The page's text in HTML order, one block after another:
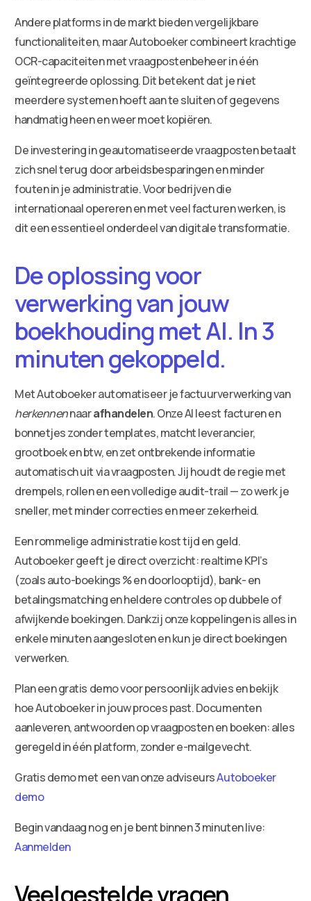
Andere platforms in de markt bieden vergelijkbare
functionaliteiten, maar Autoboeker combineert krachtige
OCR-capaciteiten met vraagpostenbeheer in één
geïntegreerde oplossing. Dit betekent dat je niet
meerdere systemen hoeft aan te sluiten of gegevens
handmatig heen en weer moet kopiëren.
De investering in geautomatiseerde vraagposten betaalt
zich snel terug door arbeidsbesparingen en minder
fouten in je administratie. Voor bedrijven die
internationaal opereren en met veel facturen werken, is
dit een essentieel onderdeel van digitale transformatie.
De oplossing voor
verwerking van jouw
boekhouding met AI. In 3
minuten gekoppeld.
Met Autoboeker automatiseer je factuurverwerking van
herkennennaarafhandelen. Onze AI leest facturen en
bonnetjes zonder templates, matcht leverancier,
grootboek en btw, en zet ontbrekende informatie
automatisch uit via vraagposten. Jij houdt de regie met
drempels, rollen en een volledige audit-trail — zo werk je
sneller, met minder correcties en meer zekerheid.
Een rommelige administratie kost tijd en geld.
Autoboeker geeft je direct overzicht: realtime KPI’s
(zoals auto-boekings % en doorlooptijd), bank- en
betalingsmatching en heldere controles op dubbele of
afwijkende boekingen. Dankzij onze koppelingen is alles in
enkele minuten aangesloten en kun je direct boekingen
verwerken.
Plan een gratis demo voor persoonlijk advies en bekijk
hoe Autoboeker in jouw proces past. Documenten
aanleveren, antwoorden op vraagposten en boeken: alles
geregeld in één platform, zonder e-mailgevecht.
Gratis demo met een van onze adviseursAutoboeker
demo
Begin vandaag nog en je bent binnen 3 minuten live:
Aanmelden
Veelgestelde vragen